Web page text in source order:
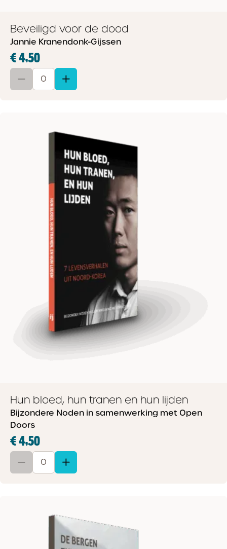
Beveiligd voor de dood
Jannie Kranendonk-Gijssen
€ 4,50
Hun bloed, hun tranen en hun lijden
Bijzondere Noden in samenwerking met Open
Doors
€ 4,50